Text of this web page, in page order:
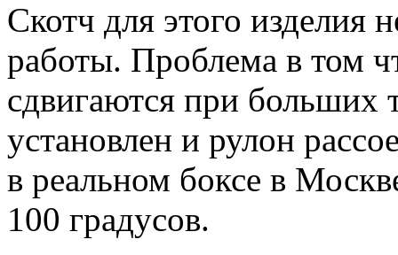
Скотч для этого изделия
работы. Проблема в том
сдвигаются при больших
установлен и рулон
в реальном боксе в
100 градусов.